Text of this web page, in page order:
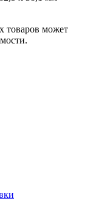
товаров может